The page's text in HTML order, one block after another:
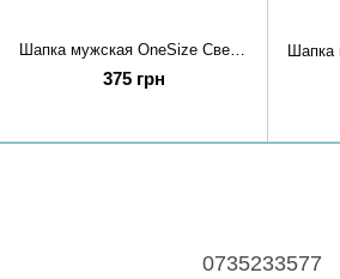
375 грн
0735233577